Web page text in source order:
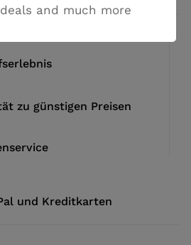
zu günstigen Preisen
und Kreditkarten
and much more